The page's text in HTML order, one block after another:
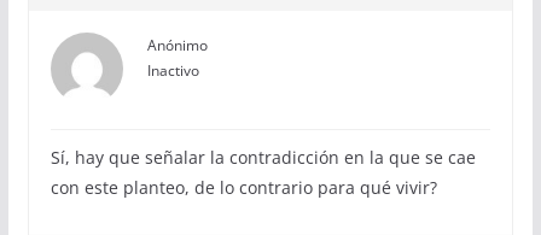
Anónimo
Inactivo
Sí, hay que se­ñalar la contradicción en la que se cae
con este planteo, de lo contrario para qué vivir?